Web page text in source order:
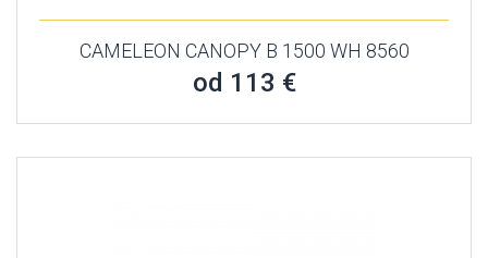
CAMELEON CANOPY B 1500 WH 8560
od 113 €